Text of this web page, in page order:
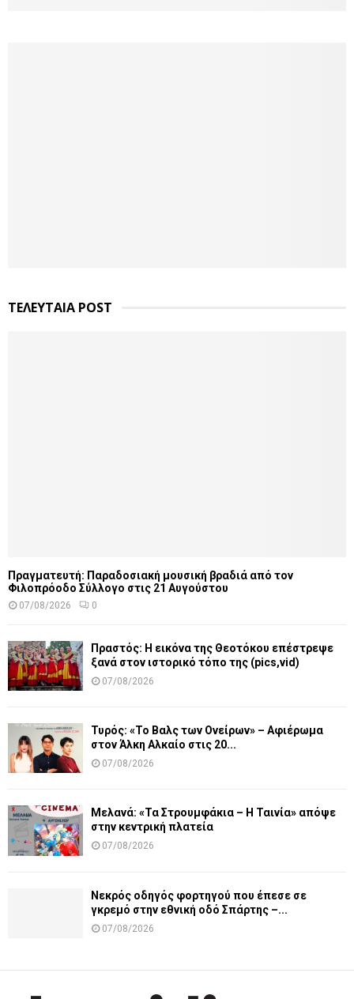
ΤΕΛΕΥΤΑΙΑ POST
Πραγματευτή: Παραδοσιακή μουσική βραδιά από τον
Φιλοπρόοδο Σύλλογο στις 21 Αυγούστου
07/08/2026 0
Πραστός: Η εικόνα της Θεοτόκου επέστρεψε
ξανά στον ιστορικό τόπο της (pics,vid)
07/08/2026
Τυρός: «Το Βαλς των Ονείρων» – Αφιέρωμα
στον Άλκη Αλκαίο στις 20...
07/08/2026
Μελανά: «Τα Στρουμφάκια – Η Ταινία» απόψε
στην κεντρική πλατεία
07/08/2026
Νεκρός οδηγός φορτηγού που έπεσε σε
γκρεμό στην εθνική οδό Σπάρτης –...
07/08/2026